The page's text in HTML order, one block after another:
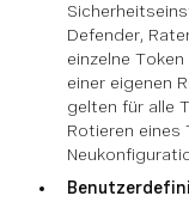
Defender,
einzelne
einer eigenen
gelten für alle
Rotieren eines